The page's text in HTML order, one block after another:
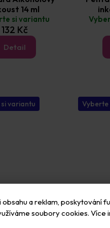
a reklam, poskytování
soubory cookies. Více
14 ml
si variantu
132 Kč
Detail
variantu
Kartonové
Vyberte
West